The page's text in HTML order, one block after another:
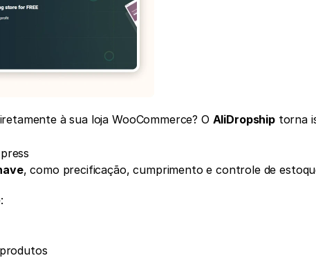
à sua loja WooCommerce? O AliDropship torna
, como precificação, cumprimento e controle de